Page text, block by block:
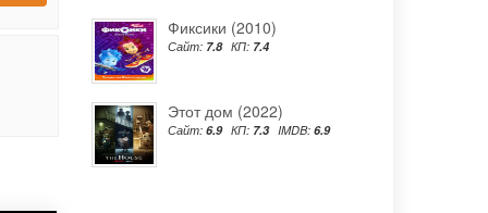
Фиксики (2010)
Сайт: 7.8 КП: 7.4
Этот дом (2022)
Сайт: 6.9 КП: 7.3 IMDB: 6.9